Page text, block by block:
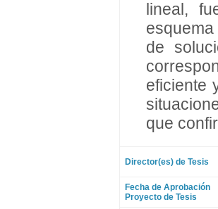
lineal,
de
eficiente
que
Director(es) de Tesis
Fecha de Aprobación
Proyecto de Tesis